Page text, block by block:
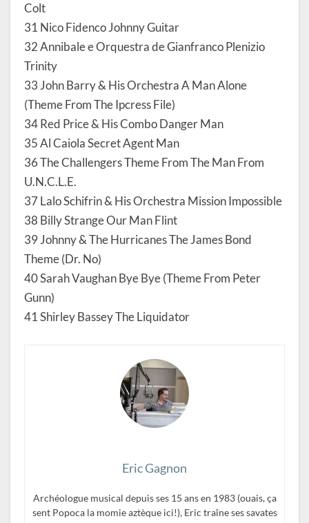
Colt
31 Nico Fidenco Johnny Guitar
32 Annibale e Orquestra de Gianfranco Plenizio
Trinity
33 John Barry & His Orchestra A Man Alone
(Theme From The Ipcress File)
34 Red Price & His Combo Danger Man
35 Al Caiola Secret Agent Man
36 The Challengers Theme From The Man From
U.N.C.L.E.
37 Lalo Schifrin & His Orchestra Mission Impossible
38 Billy Strange Our Man Flint
39 Johnny & The Hurricanes The James Bond
Theme (Dr. No)
40 Sarah Vaughan Bye Bye (Theme From Peter
Gunn)
41 Shirley Bassey The Liquidator
Eric Gagnon
Archéologue musical depuis ses 15 ans en 1983 (ouais, ça
sent Popoca la momie aztèque ici!), Eric traîne ses savates